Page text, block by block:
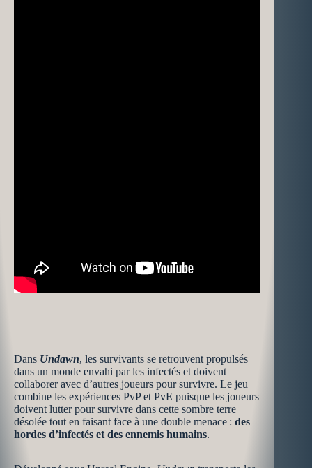
Dans Undawn, les survivants se retrouvent propulsés
dans un monde envahi par les infectés et doivent
collaborer avec d’autres joueurs pour survivre. Le jeu
combine les expériences PvP et PvE puisque les joueurs
doivent lutter pour survivre dans cette sombre terre
désolée tout en faisant face à une double menace : des
hordes d’infectés et des ennemis humains.